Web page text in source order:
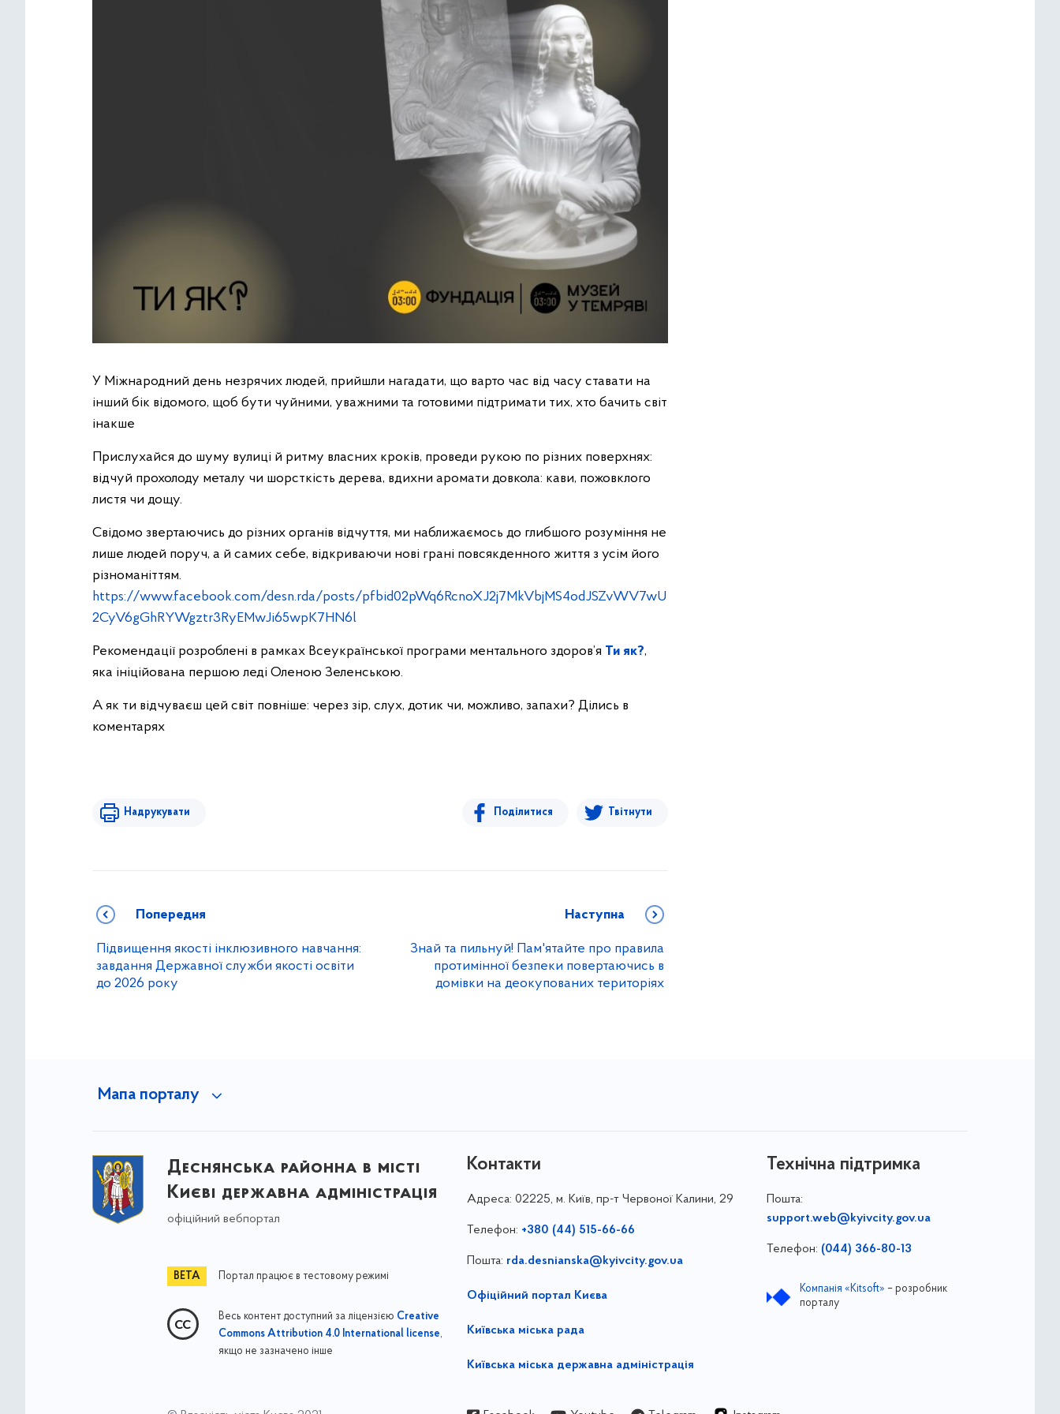
У Міжнародний день незрячих людей, прийшли нагадати, що варто час від часу ставати на
інший бік відомого, щоб бути чуйними, уважними та готовими підтримати тих, хто бачить світ
інакше
Прислухайся до шуму вулиці й ритму власних кроків, проведи рукою по різних поверхнях:
відчуй прохолоду металу чи шорсткість дерева, вдихни аромати довкола: кави, пожовклого
листя чи дощу.
Свідомо звертаючись до різних органів відчуття, ми наближаємось до глибшого розуміння не
лише людей поруч, а й самих себе, відкриваючи нові грані повсякденного життя з усім його
різноманіттям.
https://www.facebook.com/desn.rda/posts/pfbid02pWq6RcnoXJ2j7MkVbjMS4odJSZvWV7wU
2CyV6gGhRYWgztr3RyEMwJi65wpK7HN6l
Рекомендації розроблені в рамках Всеукраїнської програми ментального здоров’я Ти як?,
яка ініційована першою леді Оленою Зеленською.
А як ти відчуваєш цей світ повніше: через зір, слух, дотик чи, можливо, запахи? Ділись в
коментарях
Надрукувати Поділитися Твітнути
Попередня
Підвищення якості інклюзивного навчання:
завдання Державної служби якості освіти
до 2026 року
Наступна
Знай та пильнуй! Пам'ятайте про правила
протимінної безпеки повертаючись в
домівки на деокупованих територіях
Мапа порталу
Деснянська районна в місті
Києві державна адміністрація
офіційний вебпортал
Портал працює в тестовому режимі
Весь контент доступний за ліцензією Creative
Commons Attribution 4.0 International license,
якщо не зазначено інше
Контакти
Адреса: 02225, м. Київ, пр-т Червоної Калини, 29
Телефон: +380 (44) 515-66-66
Пошта: rda.desnianska@kyivcity.gov.ua
Офіційний портал Києва
Київська міська рада
Київська міська державна адміністрація
Технічна підтримка
Пошта:
support.web@kyivcity.gov.ua
Телефон: (044) 366-80-13
Компанія «Kitsoft» – розробник
порталу